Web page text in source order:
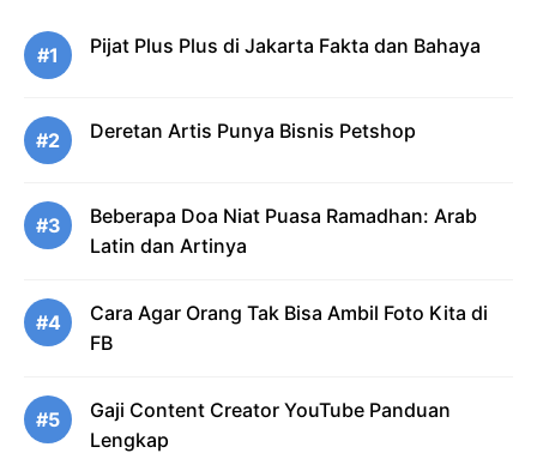
#1 Pijat Plus Plus di Jakarta Fakta dan Bahaya
#2 Deretan Artis Punya Bisnis Petshop
#3
Beberapa Doa Niat Puasa Ramadhan: Arab
Latin dan Artinya
#4
Cara Agar Orang Tak Bisa Ambil Foto Kita di
FB
#5
Gaji Content Creator YouTube Panduan
Lengkap